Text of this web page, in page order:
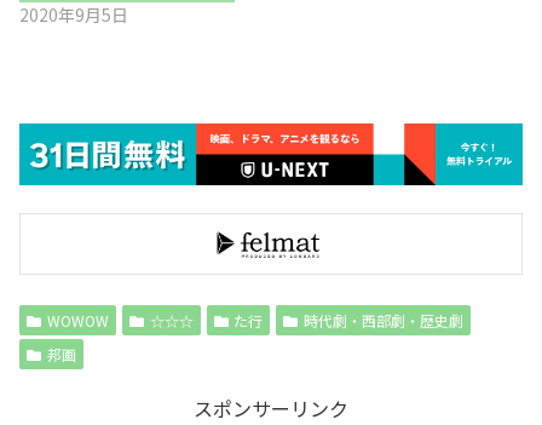
2020年9月5日
WOWOW ☆☆☆ た行
時代劇・西部劇・歴史劇
邦画
スポンサーリンク